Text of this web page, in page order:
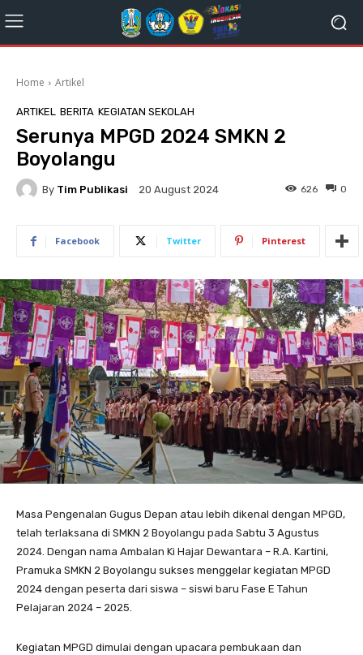
Home Artikel
ARTIKEL BERITA KEGIATAN SEKOLAH
Serunya MPGD 2024 SMKN 2
Boyolangu
By Tim Publikasi 20 August 2024 0
626
Facebook Twitter Pinterest
Masa Pengenalan Gugus Depan atau lebih dikenal dengan MPGD,
telah terlaksana di SMKN 2 Boyolangu pada Sabtu 3 Agustus
2024. Dengan nama Ambalan Ki Hajar Dewantara – R.A. Kartini,
Pramuka SMKN 2 Boyolangu sukses menggelar kegiatan MPGD
2024 dengan peserta dari siswa – siswi baru Fase E Tahun
Pelajaran 2024 – 2025.
Kegiatan MPGD dimulai dengan upacara pembukaan dan